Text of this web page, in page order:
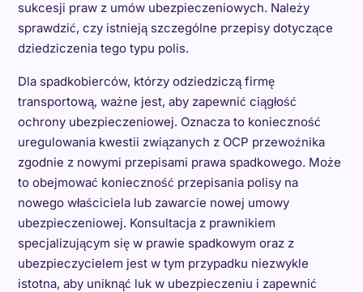
sukcesji praw z umów ubezpieczeniowych. Należy
sprawdzić, czy istnieją szczególne przepisy dotyczące
dziedziczenia tego typu polis.
Dla spadkobierców, którzy odziedziczą firmę
transportową, ważne jest, aby zapewnić ciągłość
ochrony ubezpieczeniowej. Oznacza to konieczność
uregulowania kwestii związanych z OCP przewoźnika
zgodnie z nowymi przepisami prawa spadkowego. Może
to obejmować konieczność przepisania polisy na
nowego właściciela lub zawarcie nowej umowy
ubezpieczeniowej. Konsultacja z prawnikiem
specjalizującym się w prawie spadkowym oraz z
ubezpieczycielem jest w tym przypadku niezwykle
istotna, aby uniknąć luk w ubezpieczeniu i zapewnić